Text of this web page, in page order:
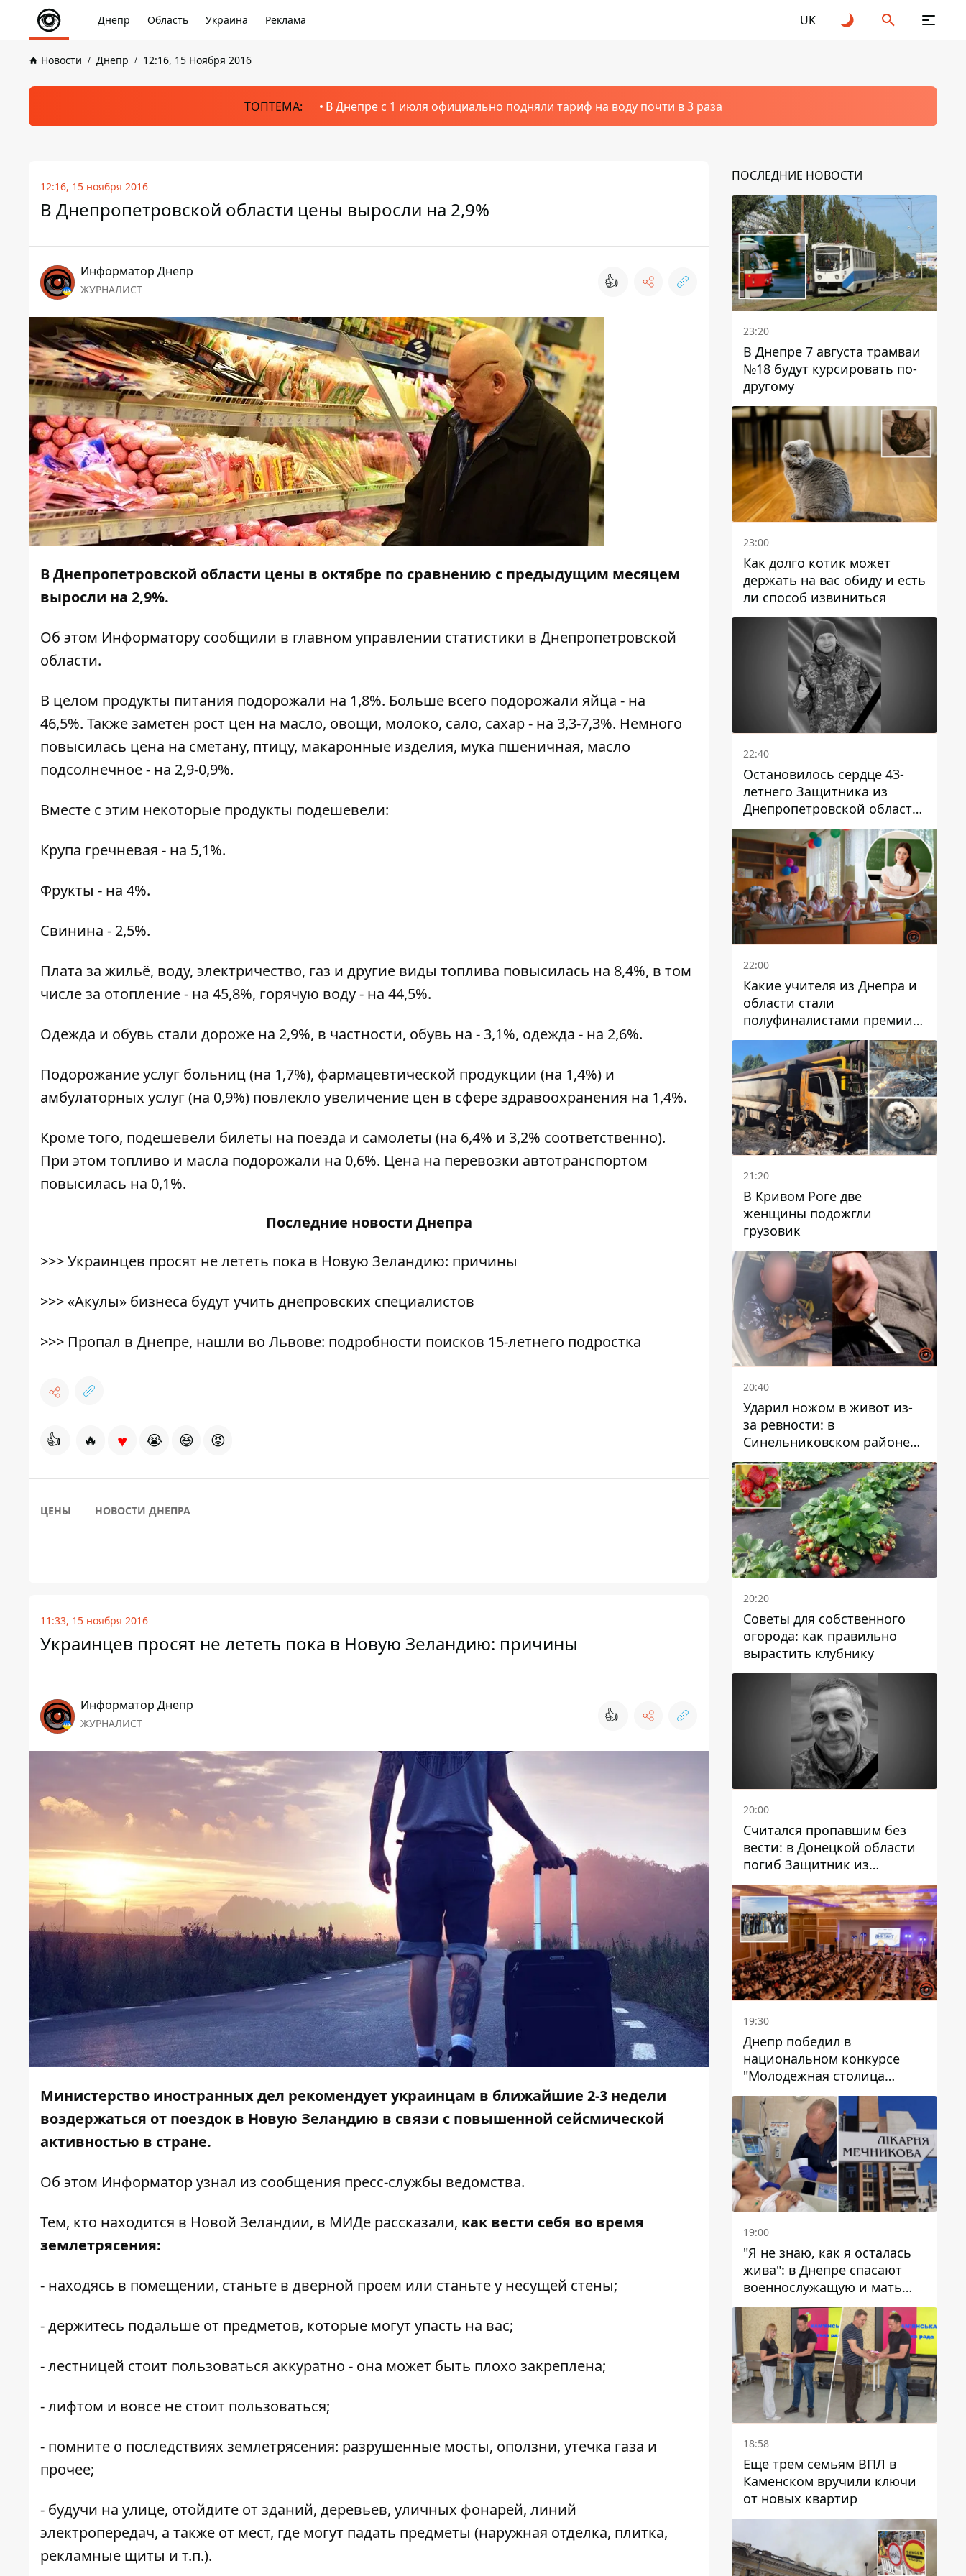
Днепр Область Украина Реклама UK
Новости Днепр 12:16, 15 Ноября 2016
ТОПТЕМА: В Днепре с 1 июля официально подняли тариф на воду почти в 3 раза
12:16, 15 ноября 2016
В Днепропетровской области цены выросли на 2,9%
Информатор Днепр
ЖУРНАЛИСТ 👍
В Днепропетровской области цены в октябре по сравнению с предыдущим месяцем
выросли на 2,9%.
Об этом Информатору сообщили в главном управлении статистики в Днепропетровской
области.
В целом продукты питания подорожали на 1,8%. Больше всего подорожали яйца - на
46,5%. Также заметен рост цен на масло, овощи, молоко, сало, сахар - на 3,3-7,3%. Немного
повысилась цена на сметану, птицу, макаронные изделия, мука пшеничная, масло
подсолнечное - на 2,9-0,9%.
Вместе с этим некоторые продукты подешевели:
Крупа гречневая - на 5,1%.
Фрукты - на 4%.
Свинина - 2,5%.
Плата за жильё, воду, электричество, газ и другие виды топлива повысилась на 8,4%, в том
числе за отопление - на 45,8%, горячую воду - на 44,5%.
Одежда и обувь стали дороже на 2,9%, в частности, обувь на - 3,1%, одежда - на 2,6%.
Подорожание услуг больниц (на 1,7%), фармацевтической продукции (на 1,4%) и
амбулаторных услуг (на 0,9%) повлекло увеличение цен в сфере здравоохранения на 1,4%.
Кроме того, подешевели билеты на поезда и самолеты (на 6,4% и 3,2% соответственно).
При этом топливо и масла подорожали на 0,6%. Цена на перевозки автотранспортом
повысилась на 0,1%.
Последние новости Днепра
>>>Украинцев просят не лететь пока в Новую Зеландию: причины
>>>«Акулы» бизнеса будут учить днепровских специалистов
>>> Пропал в Днепре, нашли во Львове: подробности поисков 15-летнего подростка
👍 🔥 ♥ 😭 😆 😡
ЦЕНЫ НОВОСТИ ДНЕПРА
11:33, 15 ноября 2016
Украинцев просят не лететь пока в Новую Зеландию: причины
Информатор Днепр
ЖУРНАЛИСТ 👍
Министерство иностранных дел рекомендует украинцам в ближайшие 2-3 недели
воздержаться от поездок в Новую Зеландию в связи с повышенной сейсмической
активностью в стране.
Об этом Информаторузнал из сообщения пресс-службы ведомства.
Тем, кто находится в Новой Зеландии, в МИДе рассказали, как вести себя во время
землетрясения:
- находясь в помещении, станьте в дверной проем или станьте у несущей стены;
- держитесь подальше от предметов, которые могут упасть на вас;
- лестницей стоит пользоваться аккуратно - она может быть плохо закреплена;
- лифтом и вовсе не стоит пользоваться;
- помните о последствиях землетрясения: разрушенные мосты, оползни, утечка газа и
прочее;
- будучи на улице, отойдите от зданий, деревьев, уличных фонарей, линий
электропередач, а также от мест, где могут падать предметы (наружная отделка, плитка,
рекламные щиты и т.п.).
ПОСЛЕДНИЕ НОВОСТИ
23:20
В Днепре 7 августа трамваи
№18 будут курсировать по-
другому
23:00
Как долго котик может
держать на вас обиду и есть
ли способ извиниться
22:40
Остановилось сердце 43-
летнего Защитника из
Днепропетровской области
Евгения Зинченко
22:00
Какие учителя из Днепра и
области стали
полуфиналистами премии
Global Teacher Prize Ukraine
2026
21:20
В Кривом Роге две
женщины подожгли
грузовик
20:40
Ударил ножом в живот из-
за ревности: в
Синельниковском районе
задержали 49-летнего
мужчину за убийство
20:20
Советы для собственного
огорода: как правильно
вырастить клубнику
20:00
Считался пропавшим без
вести: в Донецкой области
погиб Защитник из
Каменского Антон
Красовский
19:30
Днепр победил в
национальном конкурсе
"Молодежная столица
Украины – 2026"
19:00
"Я не знаю, как я осталась
жива": в Днепре спасают
военнослужащую и мать
четверых детей, которую
ранил КАБ
18:58
Еще трем семьям ВПЛ в
Каменском вручили ключи
от новых квартир